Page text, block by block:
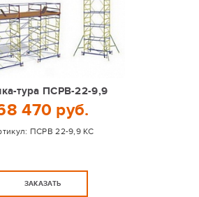
тура ПСРВ-22-9,9
470 руб.
ПСРВ 22-9,9 КС
ЗАКАЗАТЬ